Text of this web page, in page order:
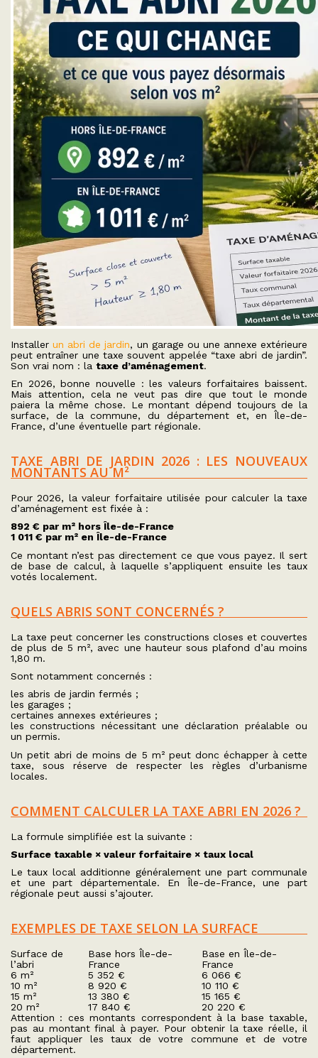
Installerun abri de jardin, un garage ou une annexe extérieure
peut entraîner une taxe souvent appelée “taxe abri de jardin”.
Son vrai nom : la taxe d’aménagement.
En 2026, bonne nouvelle : les valeurs forfaitaires baissent.
Mais attention, cela ne veut pas dire que tout le monde
paiera la même chose. Le montant dépend toujours de la
surface, de la commune, du département et, en Île-de-
France, d’une éventuelle part régionale.
TAXE ABRI DE JARDIN 2026 : LES NOUVEAUX
MONTANTS AU M²
Pour 2026, la valeur forfaitaire utilisée pour calculer la taxe
d’aménagement est fixée à :
892 € par m² hors Île-de-France
1 011 € par m² en Île-de-France
Ce montant n’est pas directement ce que vous payez. Il sert
de base de calcul, à laquelle s’appliquent ensuite les taux
votés localement.
QUELS ABRIS SONT CONCERNÉS ?
La taxe peut concerner les constructions closes et couvertes
de plus de 5 m², avec une hauteur sous plafond d’au moins
1,80 m.
Sont notamment concernés :
les abris de jardin fermés ;
les garages ;
certaines annexes extérieures ;
les constructions nécessitant une déclaration préalable ou
un permis.
Un petit abri de moins de 5 m² peut donc échapper à cette
taxe, sous réserve de respecter les règles d’urbanisme
locales.
COMMENT CALCULER LA TAXE ABRI EN 2026 ?
La formule simplifiée est la suivante :
Surface taxable × valeur forfaitaire × taux local
Le taux local additionne généralement une part communale
et une part départementale. En Île-de-France, une part
régionale peut aussi s’ajouter.
EXEMPLES DE TAXE SELON LA SURFACE
Surface de
l’abri
Base hors Île-de-
France
Base en Île-de-
France
6 m²
5 352 €
6 066 €
10 m²
8 920 €
10 110 €
15 m²
13 380 €
15 165 €
20 m²
17 840 €
20 220 €
Attention : ces montants correspondent à la base taxable,
pas au montant final à payer. Pour obtenir la taxe réelle, il
faut appliquer les taux de votre commune et de votre
département.